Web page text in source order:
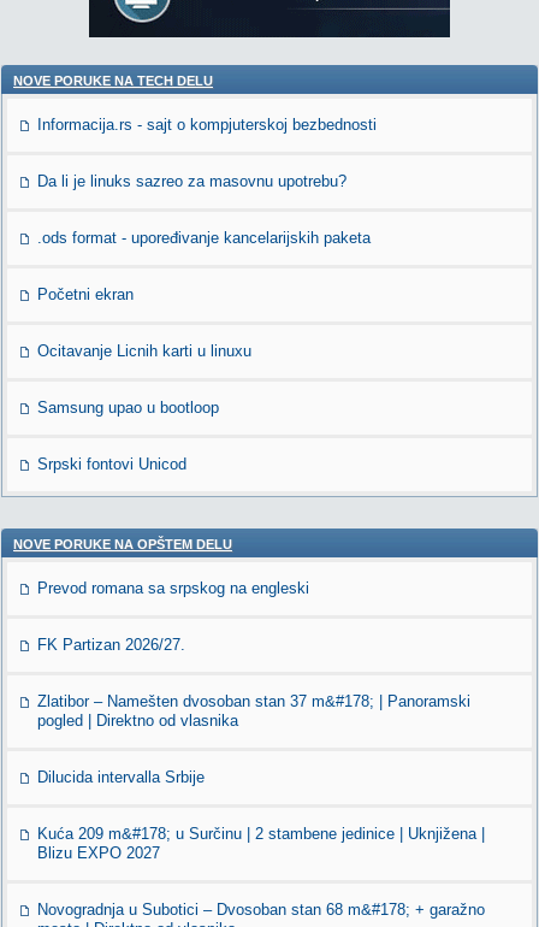
NOVE PORUKE NA TECH DELU
Informacija.rs - sajt o kompjuterskoj bezbednosti
Da li je linuks sazreo za masovnu upotrebu?
.ods format - upoređivanje kancelarijskih paketa
Početni ekran
Ocitavanje Licnih karti u linuxu
Samsung upao u bootloop
Srpski fontovi Unicod
NOVE PORUKE NA OPŠTEM DELU
Prevod romana sa srpskog na engleski
FK Partizan 2026/27.
Zlatibor – Namešten dvosoban stan 37 m&#178; | Panoramski
pogled | Direktno od vlasnika
Dilucida intervalla Srbije
Kuća 209 m&#178; u Surčinu | 2 stambene jedinice | Uknjižena |
Blizu EXPO 2027
Novogradnja u Subotici – Dvosoban stan 68 m&#178; + garažno